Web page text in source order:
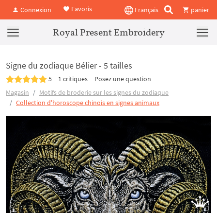
Connexion Favoris Français panier
Royal Present Embroidery
Signe du zodiaque Bélier - 5 tailles
5 1 critiques
Posez une question
Magasin
Motifs de broderie sur les signes du zodiaque
Collection d'horoscope chinois en signes animaux